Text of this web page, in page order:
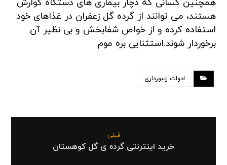
همچنین کسانی که دچار بیماری های دستگاه گوارش
هستند، می توانند از گرده گل زعفران در غذاهای خود
استفاده کرده و از خواص شفابخش و بی نظیر آن
برخوردار شوند.استثنایی بره موم
ادوات زنبورداری
قبلی
خرید اینترنتی گرده ی گل کوهستان